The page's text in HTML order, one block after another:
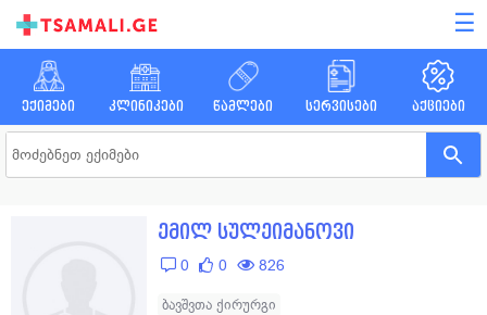
☰
ექიმები კლინიკები წამლები სერვისები აქციები
ემილ სულეიმანოვი
0 0 826
ბავშვთა ქირურგი